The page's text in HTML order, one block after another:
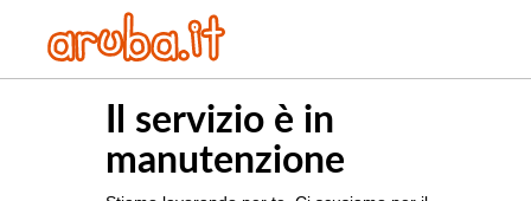
Il servizio è in
manutenzione